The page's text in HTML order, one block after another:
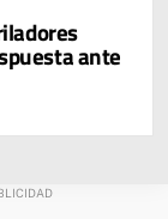
ante